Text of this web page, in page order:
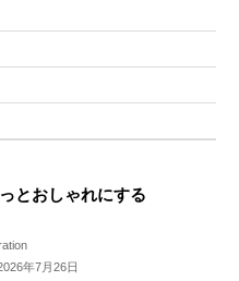
とおしゃれにする
年7月26日